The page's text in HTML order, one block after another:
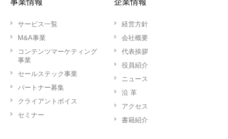
事業情報
サービス一覧
M&A事業
コンテンツマーケティング
事業
セールステック事業
パートナー募集
クライアントボイス
セミナー
企業情報
経営方針
会社概要
代表挨拶
役員紹介
ニュース
沿 革
アクセス
書籍紹介